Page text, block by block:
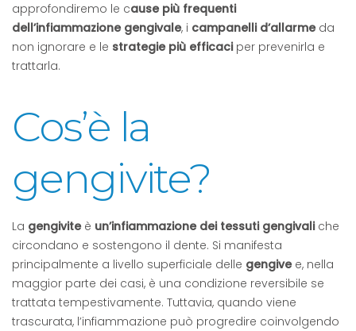
approfondiremo le cause più frequenti
dell’infiammazione gengivale, i campanelli d’allarmeda
non ignorare e le strategie più efficaciper prevenirla e
trattarla.
Cos’è la
gengivite?
La gengiviteè un’infiammazione dei tessuti gengivaliche
circondano e sostengono il dente. Si manifesta
principalmente a livello superficiale delle gengivee, nella
maggior parte dei casi, è una condizione reversibile se
trattata tempestivamente. Tuttavia, quando viene
trascurata, l’infiammazione può progredire coinvolgendo